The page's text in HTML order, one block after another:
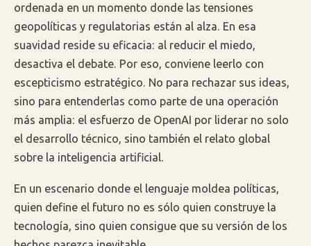
ordenada en un momento donde las tensiones
geopolíticas y regulatorias están al alza. En esa
suavidad reside su eficacia: al reducir el miedo,
desactiva el debate. Por eso, conviene leerlo con
escepticismo estratégico. No para rechazar sus ideas,
sino para entenderlas como parte de una operación
más amplia: el esfuerzo de OpenAI por liderar no solo
el desarrollo técnico, sino también el relato global
sobre la inteligencia artificial.
En un escenario donde el lenguaje moldea políticas,
quien define el futuro no es sólo quien construye la
tecnología, sino quien consigue que su versión de los